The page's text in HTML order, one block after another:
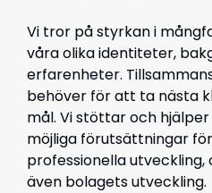
Vi tror på styrkan i
våra olika identiteter,
erfarenheter.
behöver för att ta nästa
mål. Vi stöttar och
möjliga förutsättningar
professionella utveckling,
även bolagets utveckling.